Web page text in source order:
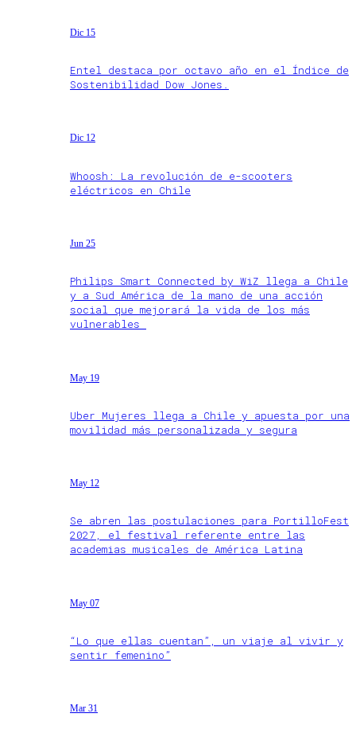
Dic 15
Entel destaca por octavo año en el Índice de
Sostenibilidad Dow Jones.
Dic 12
Whoosh: La revolución de e-scooters
eléctricos en Chile
Jun 25
Philips Smart Connected by WiZ llega a Chile
y a Sud América de la mano de una acción
social que mejorará la vida de los más
vulnerables
May 19
Uber Mujeres llega a Chile y apuesta por una
movilidad más personalizada y segura
May 12
Se abren las postulaciones para PortilloFest
2027, el festival referente entre las
academias musicales de América Latina
May 07
“Lo que ellas cuentan”, un viaje al vivir y
sentir femenino”
Mar 31